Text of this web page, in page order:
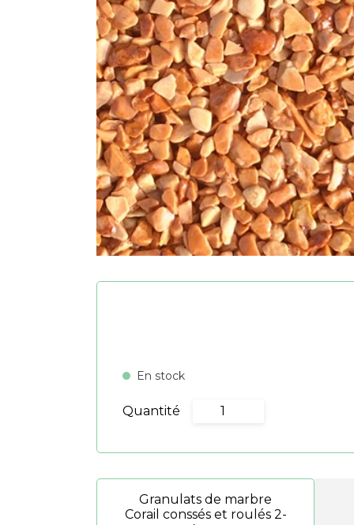
quantité
Corail
Quantité
En stock
Granulats de marbre
Corail conssés et roulés 2-